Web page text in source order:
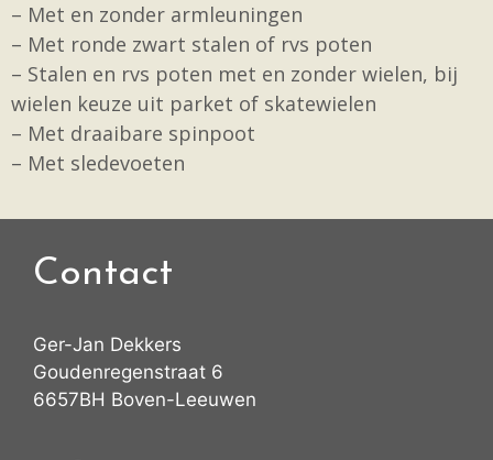
– Met en zonder armleuningen
– Met ronde zwart stalen of rvs poten
– Stalen en rvs poten met en zonder wielen, bij
wielen keuze uit parket of skatewielen
– Met draaibare spinpoot
– Met sledevoeten
Contact
Ger-Jan Dekkers
Goudenregenstraat 6
6657BH Boven-Leeuwen